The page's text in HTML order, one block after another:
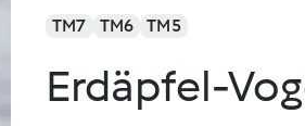
TM7 TM6 TM5
Erdäpfel-